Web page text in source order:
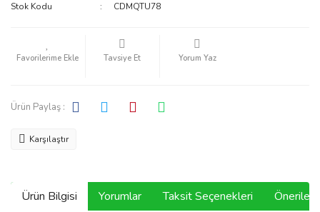
Stok Kodu
CDMQTU78
Tavsiye Et Yorum Yaz
Ürün Paylaş :
Karşılaştır
Ürün Bilgisi Yorumlar Taksit Seçenekleri